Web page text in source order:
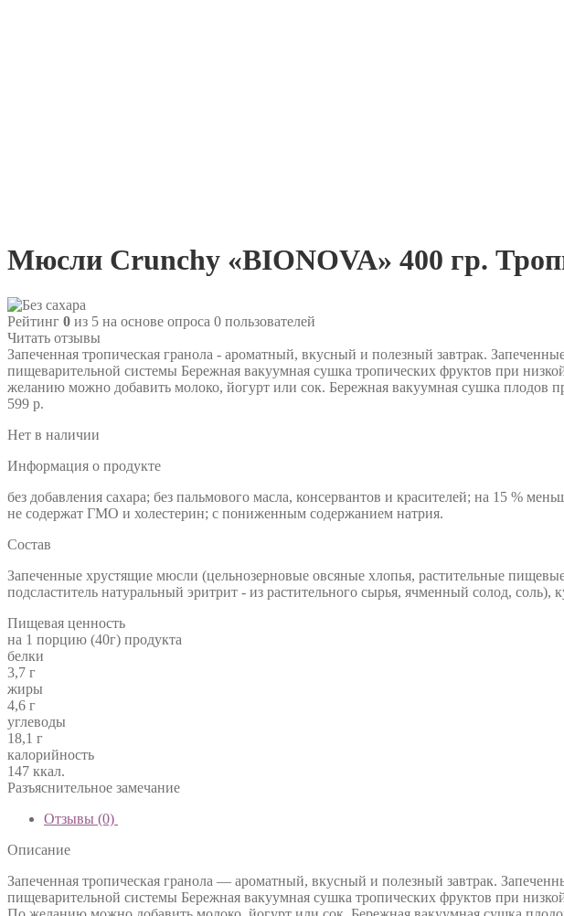
Мюсли Crunchy «BIONOVA» 400 гр.
Рейтинг 0 из 5 на основе опроса 0 пользователей
Читать отзывы
Запеченная тропическая гранола - ароматный, вкусный и полезный завтрак.
пищеварительной системы Бережная вакуумная сушка тропических фруктов при
желанию можно добавить молоко, йогурт или сок. Бережная вакуумная сушка плодов
599 р.
Нет в наличии
Информация о продукте
без добавления сахара; без пальмового масла, консервантов и красителей; на 15 %
не содержат ГМО и холестерин; с пониженным содержанием натрия.
Состав
Запеченные хрустящие мюсли (цельнозерновые овсяные хлопья, растительные
подсластитель натуральный эритрит - из растительного сырья, ячменный солод,
Пищевая ценность
на 1 порцию (40г) продукта
белки
3,7 г
жиры
4,6 г
углеводы
18,1 г
калорийность
147 ккал.
Разъяснительное замечание
Отзывы (0)
Описание
Запеченная тропическая гранола — ароматный, вкусный и полезный завтрак.
пищеварительной системы Бережная вакуумная сушка тропических фруктов при